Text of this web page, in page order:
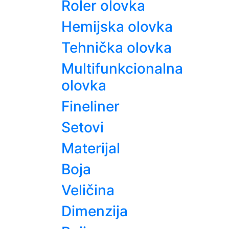
Roler olovka
Hemijska olovka
Tehnička olovka
Multifunkcionalna
olovka
Fineliner
Setovi
Materijal
Boja
Veličina
Dimenzija